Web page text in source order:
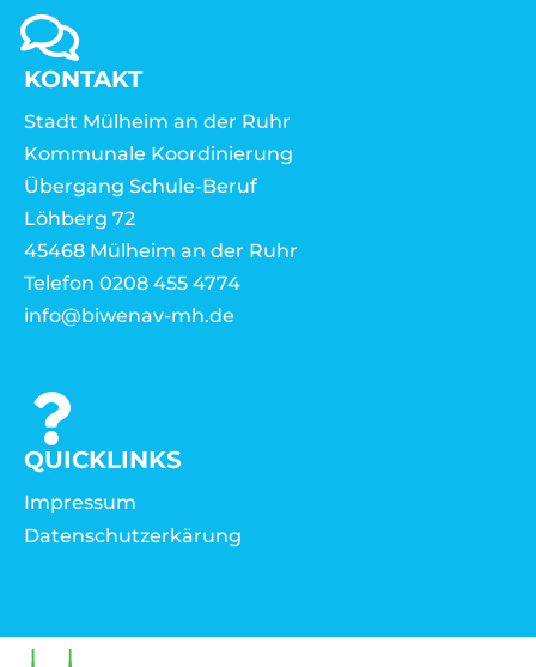
KONTAKT
Stadt Mülheim an der Ruhr
Kommunale Koordinierung
Übergang Schule-Beruf
Löhberg 72
45468 Mülheim an der Ruhr
Telefon 0208 455 4774
info@biwenav-mh.de
QUICKLINKS
Impressum
Datenschutzerkärung